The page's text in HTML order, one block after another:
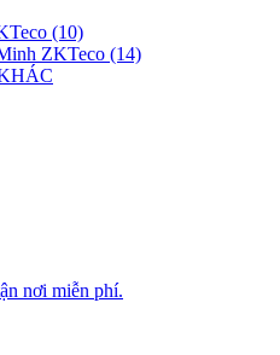
(10)
ZKTeco (14)
nơi miễn phí.